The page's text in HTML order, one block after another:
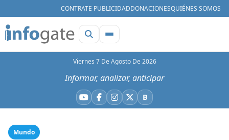
CONTRATE PUBLICIDADDONACIONESQUIÉNES SOMOS
Viernes 7 De Agosto De 2026
Informar, analizar, anticipar
YouTube
Facebook
Instagram
X BBluesky
Mundo